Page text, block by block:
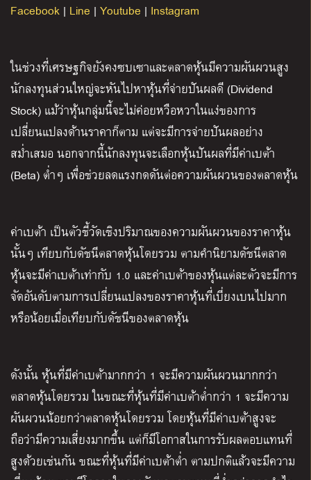
Facebook | Line | Youtube | Instagram
ในช่วงที่เศรษฐกิจยังคงซบเซาและตลาดหุ้นมีความผันผวนสูง
นักลงทุนส่วนใหญ่จะหันไปหาหุ้นที่จ่ายปันผลดี (Dividend
Stock) แม้ว่าหุ้นกลุ่มนี้จะไม่ค่อยหวือหวาในแง่ของการ
เปลี่ยนแปลงด้านราคาก็ตาม แต่จะมีการจ่ายปันผลอย่าง
สม่ำเสมอ นอกจากนี้นักลงทุนจะเลือกหุ้นปันผลที่มีค่าเบต้า
(Beta) ต่ำๆ เพื่อช่วยลดแรงกดดันต่อความผันผวนของตลาดหุ้น
ค่าเบต้า เป็นตัวชี้วัดเชิงปริมาณของความผันผวนของราคาหุ้น
นั้นๆ เทียบกับดัชนีตลาดหุ้นโดยรวม ตามคำนิยามดัชนีตลาด
หุ้นจะมีค่าเบต้าเท่ากับ 1.0 และค่าเบต้าของหุ้นแต่ละตัวจะมีการ
จัดอันดับตามการเปลี่ยนแปลงของราคาหุ้นที่เบี่ยงเบนไปมาก
หรือน้อยเมื่อเทียบกับดัชนีของตลาดหุ้น
ดังนั้น หุ้นที่มีค่าเบต้ามากกว่า 1 จะมีความผันผวนมากกว่า
ตลาดหุ้นโดยรวม ในขณะที่หุ้นที่มีค่าเบต้าต่ำกว่า 1 จะมีความ
ผันผวนน้อยกว่าตลาดหุ้นโดยรวม โดยหุ้นที่มีค่าเบต้าสูงจะ
ถือว่ามีความเสี่ยงมากขึ้น แต่ก็มีโอกาสในการรับผลตอบแทนที่
สูงด้วยเช่นกัน ขณะที่หุ้นที่มีค่าเบต้าต่ำ ตามปกติแล้วจะมีความ